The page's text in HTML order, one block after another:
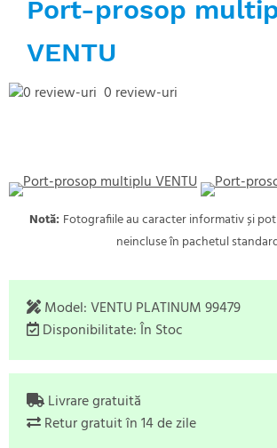
Port-prosop
VENTU
0 review-uri
Notă: Fotografiile au caracter informativ și
neincluse în pachetul
Model:VENTU PLATINUM 99479
Disponibilitate:În Stoc
Livrare gratuită
Retur gratuit în 14 de zile